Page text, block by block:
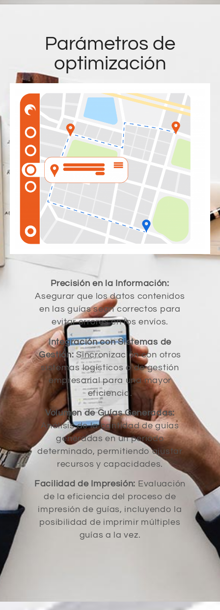
Parámetros de
optimización
Precisión en la Información:
Asegurar que los datos contenidos
en las guías sean correctos para
evitar errores en los envíos.
Integración con Sistemas de
Gestión: Sincronización con otros
sistemas logísticos o de gestión
empresarial para una mayor
eficiencia.
Volumen de Guías Generadas:
Análisis de la cantidad de guías
generadas en un periodo
determinado, permitiendo ajustar
recursos y capacidades.
Facilidad de Impresión: Evaluación
de la eficiencia del proceso de
impresión de guías, incluyendo la
posibilidad de imprimir múltiples
guías a la vez.